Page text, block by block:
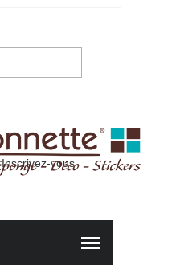
Inscrivez-vous